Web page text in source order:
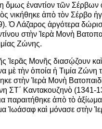
ὅμως ἐναντίον τῶν Σέρβων
νικήθηκε ἀπὸ τὸν Σέρβο
Ὁ Λάζαρος ἀργότερα
στὴν Ἱερὰ Μονὴ
Ζώνης.
Ἱερᾶς Μονῆς διασῴζουν
τὴν ὁποία ἡ Τιμία Ζώνη
στὴν Ἱερὰ Μονὴ
ΣΤ΄ Καντακουζηνὸ (1341-
παραιτήθηκε ἀπὸ τὸ
Ἰωάσαφ καὶ μόνασε στὴν